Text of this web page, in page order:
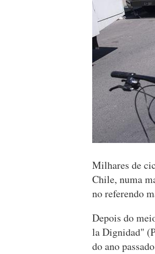
Milhares de
Chile, numa
no referendo
Depois do
la Dignidad"
do ano